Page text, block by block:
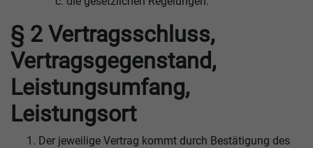
§ 2 Vertragsschluss,
Vertragsgegenstand,
Leistungsumfang,
Leistungsort
Der jeweilige Vertrag kommt durch Bestätigung des